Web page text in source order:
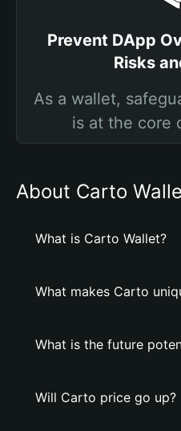
Prevent DApp
Risks
As a wallet,
is at the core
About Carto
What is Carto Wallet?
What makes Carto
What is the future
Will Carto price go up?